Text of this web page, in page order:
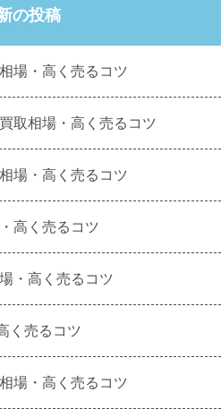
の投稿
場・高く売るコツ
取相場・高く売るコツ
場・高く売るコツ
高く売るコツ
・高く売るコツ
く売るコツ
場・高く売るコツ